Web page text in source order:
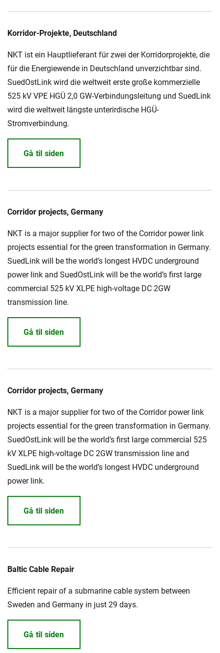
Korridor-Projekte, Deutschland
NKT ist ein Hauptlieferant für zwei der Korridorprojekte, die
für die Energiewende in Deutschland unverzichtbar sind.
SuedOstLink wird die weltweit erste große kommerzielle
525 kV VPE HGÜ 2,0 GW-Verbindungsleitung und SuedLink
wird die weltweit längste unterirdische HGÜ-
Stromverbindung.
Gå til siden
Corridor projects, Germany
NKT is a major supplier for two of the Corridor power link
projects essential for the green transformation in Germany.
SuedLink will be the world’s longest HVDC underground
power link and SuedOstLink will be the world’s first large
commercial 525 kV XLPE high-voltage DC 2GW
transmission line.
Gå til siden
Corridor projects, Germany
NKT is a major supplier for two of the Corridor power link
projects essential for the green transformation in Germany.
SuedOstLink will be the world’s first large commercial 525
kV XLPE high-voltage DC 2GW transmission line and
SuedLink will be the world’s longest HVDC underground
power link.
Gå til siden
Baltic Cable Repair
Efficient repair of a submarine cable system between
Sweden and Germany in just 29 days.
Gå til siden